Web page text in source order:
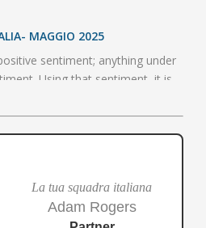
MAGGIO 2025
sentiment; anything under
Using that sentiment, it is
La tua squadra italiana
Adam Rogers